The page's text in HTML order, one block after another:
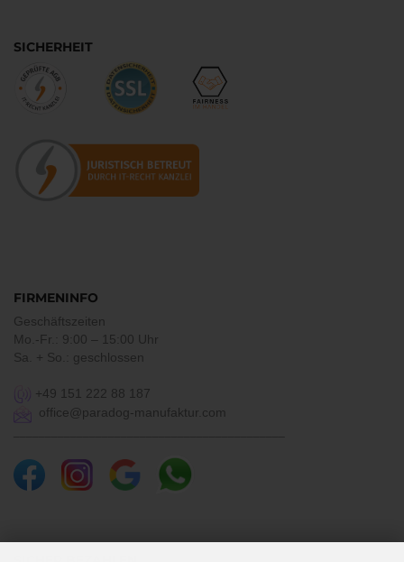
SICHERHEIT
FIRMENINFO
Geschäftszeiten
Mo.-Fr.: 9:00 – 15:00 Uhr
Sa. + So.: geschlossen
+49 151 222 88 187
office@paradog-manufaktur.com